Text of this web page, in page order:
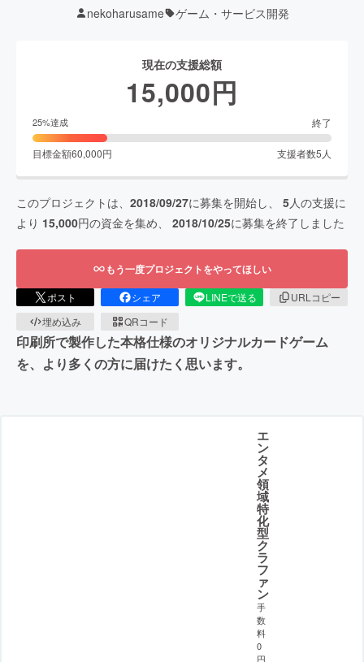
nekoharusame ゲーム・サービス開発
現在の支援総額
15,000円
25%達成 終了
目標金額60,000円 支援者数5 人
このプロジェクトは、 2018/09/27に募集を開始し、 5人の支援に
より 15,000円の資金を集め、 2018/10/25に募集を終了しました
もう一度プロジェクトをやってほしい
ポスト シェア LINEで送る
URLコピー
埋め込み
QRコード
印刷所で製作した本格仕様のオリジナルカードゲーム
を、より多くの方に届けたく思います。
エ
ン
タ
メ
領
域
特
化
型
ク
ラ
フ
ァ
ン
手
数
料
0
円